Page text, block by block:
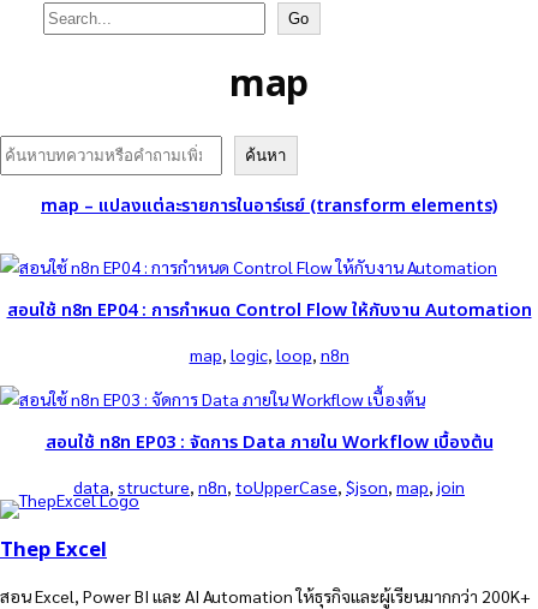
Search
Go
map
Search ค้นหา
map – แปลงแต่ละรายการในอาร์เรย์ (transform elements)
สอนใช้ n8n EP04 : การกำหนด Control Flow ให้กับงาน Automation
map, logic, loop, n8n
สอนใช้ n8n EP03 : จัดการ Data ภายใน Workflow เบื้องต้น
data structure n8n toUpperCase $json map join
Thep Excel
สอน Excel, Power BI และ AI Automation ให้ธุรกิจและผู้เรียนมากกว่า 200K+